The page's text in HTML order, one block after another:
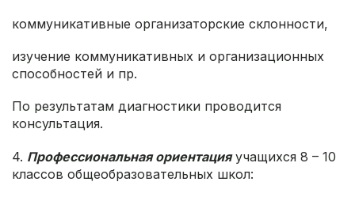
коммуникативные организаторские склонности,
изучение коммуникативных и организационных
способностей и пр.
По результатам диагностики проводится
консультация.
4. Профессиональная ориентацияучащихся 8 – 10
классов общеобразовательных школ: